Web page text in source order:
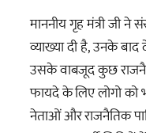
माननीय गृह मंत्री जी ने
व्याख्या दी है, उनके
उसके वाबजूद कुछ
फायदे के लिए लोगो को
नेताओं और राजनैतिक